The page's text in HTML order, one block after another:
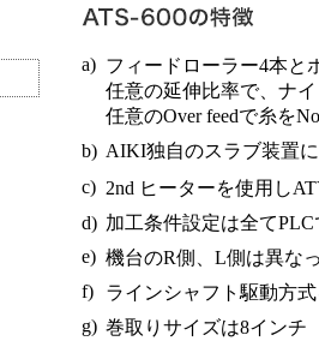
a) フィードローラー4本と
任意の延伸比率で、ナ
任意のOver feedで糸を
b) AIKI独自のスラブ装置
c) 2nd ヒーターを使用し
d) 加工条件設定は全て
e) 機台のR側、L側は異な
f)
ラインシャフト駆動方
g) 巻取りサイズは8インチ